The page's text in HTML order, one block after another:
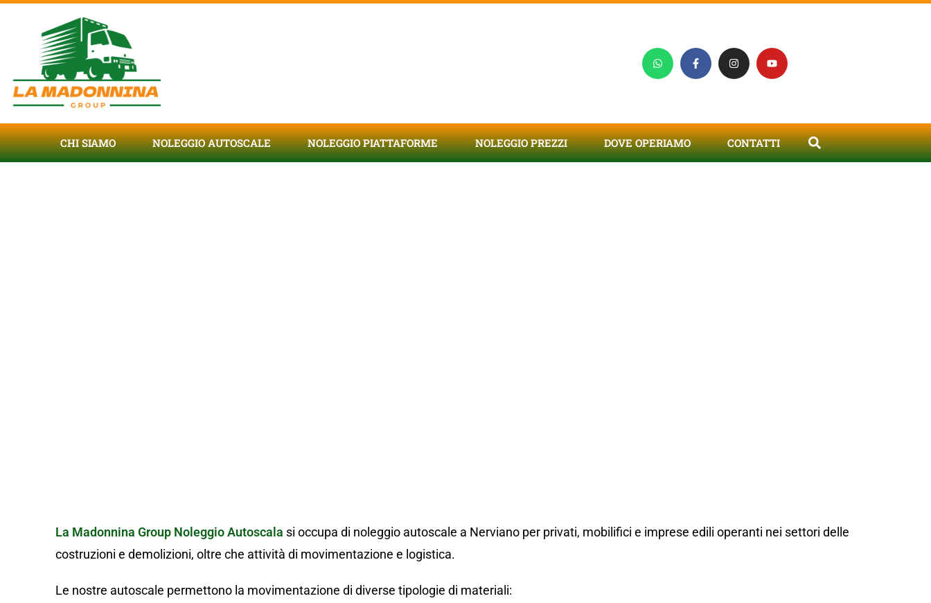
CHI SIAMO NOLEGGIO AUTOSCALE NOLEGGIO PIATTAFORME NOLEGGIO PREZZI DOVE OPERIAMO CONTATTI
La Madonnina Group Noleggio Autoscala si occupa di noleggio autoscale a Nerviano per privati, mobilifici e imprese edili operanti nei settori delle
costruzioni e demolizioni, oltre che attività di movimentazione e logistica.
Le nostre autoscale permettono la movimentazione di diverse tipologie di materiali: